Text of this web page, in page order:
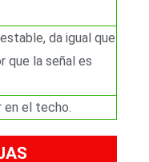
da igual que
que la señal es
en el techo.